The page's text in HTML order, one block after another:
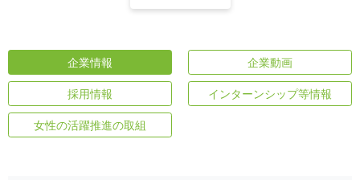
企業情報 企業動画
採用情報 インターンシップ等情報
女性の活躍推進の取組